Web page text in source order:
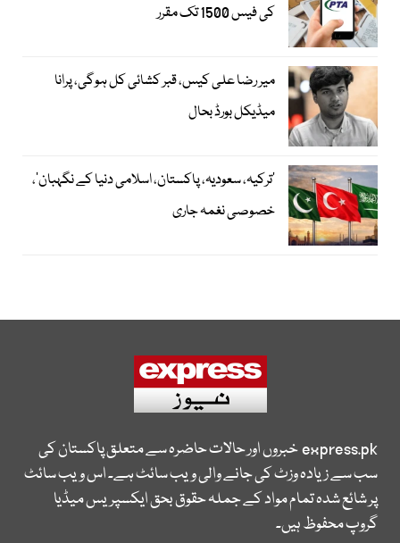
کی فیس 1500 تک مقرر
میر رضا علی کیس، قبر کشائی کل ہوگی، پرانا
میڈیکل بورڈ بحال
‘ترکیہ، سعودیہ، پاکستان، اسلامی دنیا کے نگہبان’،
خصوصی نغمہ جاری
express.pkخبروں اور حالات حاضرہ سے متعلق پاکستان کی
سب سے زیادہ وزٹ کی جانے والی ویب سائٹ ہے۔ اس ویب سائٹ
پر شائع شدہ تمام مواد کے جملہ حقوق بحق ایکسپریس میڈیا
گروپ محفوظ ہیں۔